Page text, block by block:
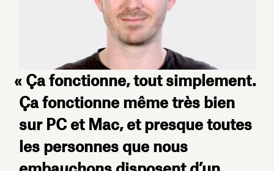
« Ça fonctionne, tout simplement.
Ça fonctionne même très bien
sur PC et Mac, et presque toutes
les personnes que nous